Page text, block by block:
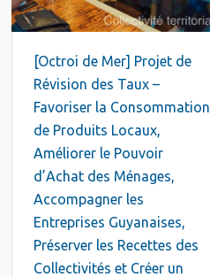
[Octroi de Mer] Projet de
Révision des Taux –
Favoriser la Consommation
de Produits Locaux,
Améliorer le Pouvoir
d’Achat des Ménages,
Accompagner les
Entreprises Guyanaises,
Préserver les Recettes des
Collectivités et Créer un